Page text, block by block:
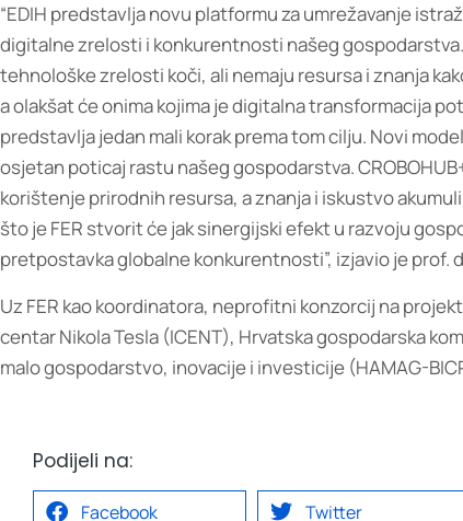
“EDIH predstavlja novu platformu za umrežavanje
digitalne zrelosti i konkurentnosti našeg
tehnološke zrelosti koči, ali nemaju resursa i znanja
a olakšat će onima kojima je digitalna transformacija
predstavlja jedan mali korak prema tom cilju. Novi
osjetan poticaj rastu našeg gospodarstva.
korištenje prirodnih resursa, a znanja i iskustvo
što je FER stvorit će jak sinergijski efekt u razvoju
pretpostavka globalne konkurentnosti”, izjavio je prof.
Uz FER kao koordinatora, neprofitni konzorcij na
centar Nikola Tesla (ICENT), Hrvatska gospodarska
malo gospodarstvo, inovacije i investicije (HAMAG-
Podijeli na:
Facebook Twitter